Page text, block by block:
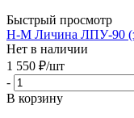
Быстрый просмотр
Н-М Личина ЛПУ-90
Нет в наличии
1 550 ₽/шт
-
В корзину